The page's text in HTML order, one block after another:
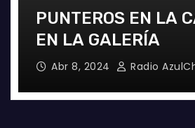
PUNTEROS EN LA
EN LA GALERÍA
Abr 8, 2024 Radio